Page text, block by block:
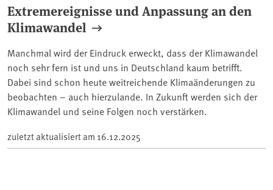
Extremereignisse und Anpassung an den
Klimawandel
Manchmal wird der Eindruck erweckt, dass der Klimawandel
noch sehr fern ist und uns in Deutschland kaum betrifft.
Dabei sind schon heute weitreichende Klimaänderungen zu
beobachten – auch hierzulande. In Zukunft werden sich der
Klimawandel und seine Folgen noch verstärken.
zuletzt aktualisiert am 16.12.2025